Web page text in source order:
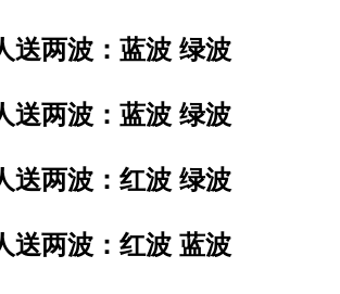
送两波：蓝波 绿波
送两波：蓝波 绿波
送两波：红波 绿波
送两波：红波 蓝波